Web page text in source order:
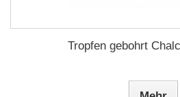
Tropfen gebohrt